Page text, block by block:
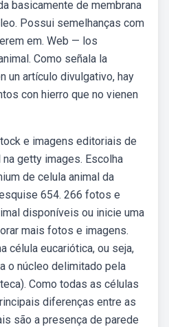
basicamente de membrana
Possui semelhanças com
em. Web — los
Como señala la
un artículo divulgativo, hay
con hierro que no vienen
e imagens editoriais de
getty images. Escolha
de celula animal da
654. 266 fotos e
disponíveis ou inicie uma
mais fotos e imagens.
célula eucariótica, ou seja,
o núcleo delimitado pela
Como todas as células
diferenças entre as
são a presença de parede